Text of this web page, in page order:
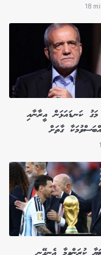
18
މަގު ކަނޑައަޅަން އީރާނާއި
ގާތަށް